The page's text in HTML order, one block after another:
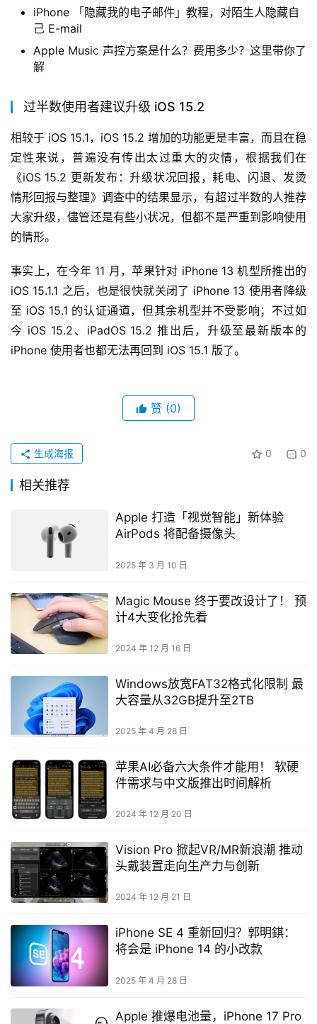
iPhone 「隐藏我的电子邮件」教程，对陌生人隐藏自
己 E-mail
Apple Music 声控方案是什么？费用多少？这里带你了
解
过半数使用者建议升级 iOS 15.2
相较于 iOS 15.1，iOS 15.2 增加的功能更是丰富，而且在稳
定性来说，普遍没有传出太过重大的灾情，根据我们在
《iOS 15.2 更新发布：升级状况回报，耗电、闪退、发烫
情形回报与整理》调查中的结果显示，有超过半数的人推荐
大家升级，儘管还是有些小状况，但都不是严重到影响使用
的情形。
事实上，在今年 11 月，苹果针对 iPhone 13 机型所推出的
iOS 15.1.1 之后，也是很快就关闭了 iPhone 13 使用者降级
至 iOS 15.1 的认证通道，但其余机型并不受影响；不过如
今 iOS 15.2、iPadOS 15.2 推出后，升级至最新版本的
iPhone 使用者也都无法再回到 iOS 15.1 版了。
赞 (0)
0 0
生成海报
相关推荐
Apple 打造「视觉智能」新体验
AirPods 将配备摄像头
2025 年 3 月 10 日
Magic Mouse 终于要改设计了！ 预
计4大变化抢先看
2024 年 12 月 16 日
Windows放宽FAT32格式化限制 最
大容量从32GB提升至2TB
2025 年 4 月 28 日
苹果AI必备六大条件才能用！ 软硬
件需求与中文版推出时间解析
2024 年 12 月 20 日
Vision Pro 掀起VR/MR新浪潮 推动
头戴装置走向生产力与创新
2024 年 12 月 21 日
iPhone SE 4 重新回归？郭明錤：
将会是 iPhone 14 的小改款
2025 年 4 月 28 日
Apple 推爆电池量，iPhone 17 Pro